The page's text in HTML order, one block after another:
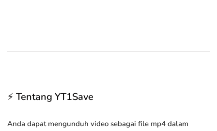
⚡ Tentang YT1Save
Anda dapat mengunduh video sebagai file mp4 dalam